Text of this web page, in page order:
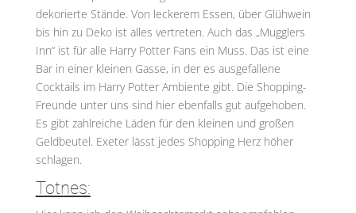
dekorierte Stände. Von leckerem Essen, über Glühwein
bis hin zu Deko ist alles vertreten. Auch das „Mugglers
Inn“ ist für alle Harry Potter Fans ein Muss. Das ist eine
Bar in einer kleinen Gasse, in der es ausgefallene
Cocktails im Harry Potter Ambiente gibt. Die Shopping-
Freunde unter uns sind hier ebenfalls gut aufgehoben.
Es gibt zahlreiche Läden für den kleinen und großen
Geldbeutel. Exeter lässt jedes Shopping Herz höher
schlagen.
Totnes: